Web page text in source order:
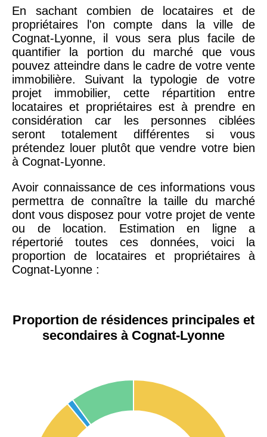
En sachant combien de locataires et de
propriétaires l'on compte dans la ville de
Cognat-Lyonne, il vous sera plus facile de
quantifier la portion du marché que vous
pouvez atteindre dans le cadre de votre vente
immobilière. Suivant la typologie de votre
projet immobilier, cette répartition entre
locataires et propriétaires est à prendre en
considération car les personnes ciblées
seront totalement différentes si vous
prétendez louer plutôt que vendre votre bien
à Cognat-Lyonne.
Avoir connaissance de ces informations vous
permettra de connaître la taille du marché
dont vous disposez pour votre projet de vente
ou de location. Estimation en ligne a
répertorié toutes ces données, voici la
proportion de locataires et propriétaires à
Cognat-Lyonne :
Proportion de résidences principales et
secondaires à Cognat-Lyonne